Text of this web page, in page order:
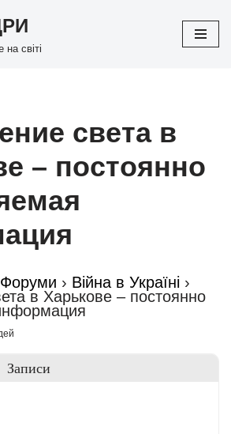
світі
света в
– постоянно
Форуми › Війна в Україні ›
в Харькове – постоянно
Записи